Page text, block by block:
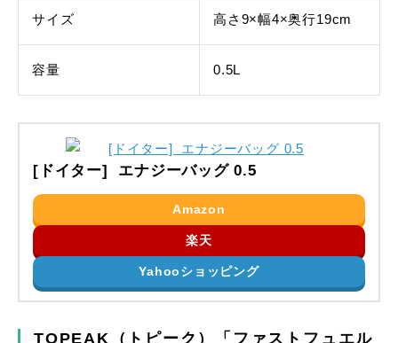
サイズ 高さ9×幅4×奥行19cm
容量 0.5L
[ドイター] エナジーバッグ 0.5
Amazon
楽天
Yahooショッピング
TOPEAK（トピーク）「ファストフュエル